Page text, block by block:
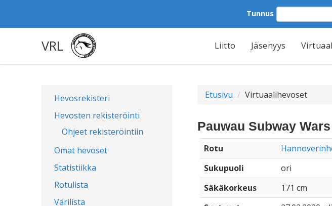
Tunnus
VRL Liitto Jäsenyys
Hevosrekisteri
Hevosten rekisteröinti
Ohjeet rekisteröintiin
Omat hevoset
Statistiikka
Rotulista
Värilista
Etusivu Virtuaalihevoset
Pauwau Subway
Rotu
Sukupuoli
ori
Säkäkorkeus
171 cm